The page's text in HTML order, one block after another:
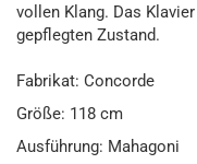
vollen Klang. Das
gepflegten Zustand.
Fabrikat: Concorde
Größe: 118 cm
Ausführung: Mahagoni